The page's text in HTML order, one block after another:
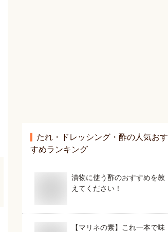
たれ・ドレッシング・酢の人気おす
すめランキング
漬物に使う酢のおすすめを教
えてください！
【マリネの素】これ一本で味